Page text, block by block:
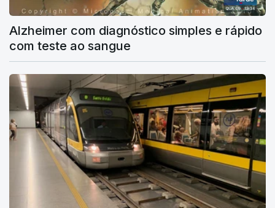
Alzheimer com diagnóstico simples e rápido
com teste ao sangue